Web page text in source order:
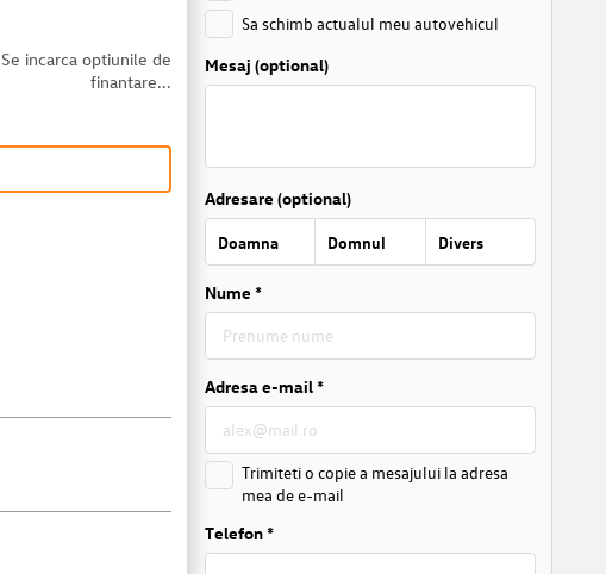
Se incarca optiunile de
finantare...
Sa schimb actualul meu autovehicul
Mesaj (optional)
Adresare (optional)
Doamna Domnul Divers
Nume *
Adresa e-mail *
Trimiteti o copie a mesajului la adresa
mea de e-mail
Telefon *